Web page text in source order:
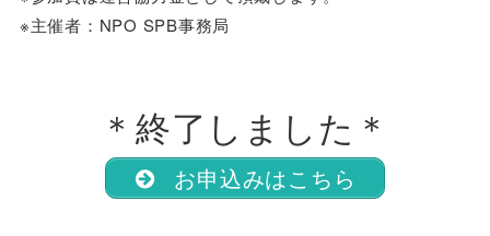
※主催者：NPO SPB事務局
＊終了しました＊
お申込みはこちら